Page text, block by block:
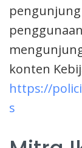
konten
https://
s